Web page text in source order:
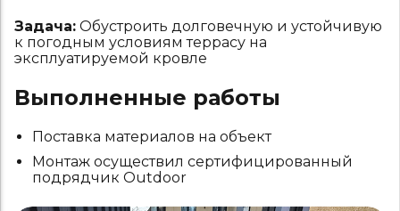
Задача: Обустроить долговечную и устойчивую
к погодным условиям террасу на
эксплуатируемой кровле
Выполненные работы
Поставка материалов на объект
Монтаж осуществил сертифицированный
подрядчик Outdoor